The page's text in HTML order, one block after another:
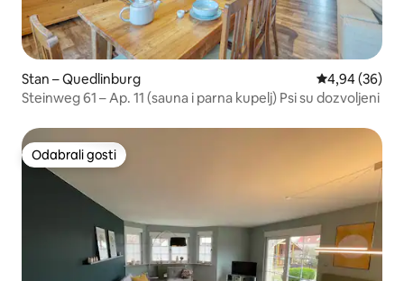
Stan – Quedlinburg Prosječna
4,94 (36)
Steinweg 61 – Ap. 11 (sauna i parna kupelj) Psi su dozvoljeni
Odabrali gosti
Odabrali gosti